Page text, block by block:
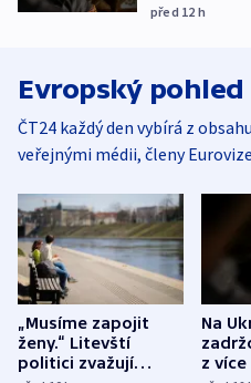
před 12 h
Evropský pohled
ČT24 každý den vybírá z
veřejnými médii, členy
„Musíme zapojit
ženy.“ Litevští
politici zvažují
Na
z více